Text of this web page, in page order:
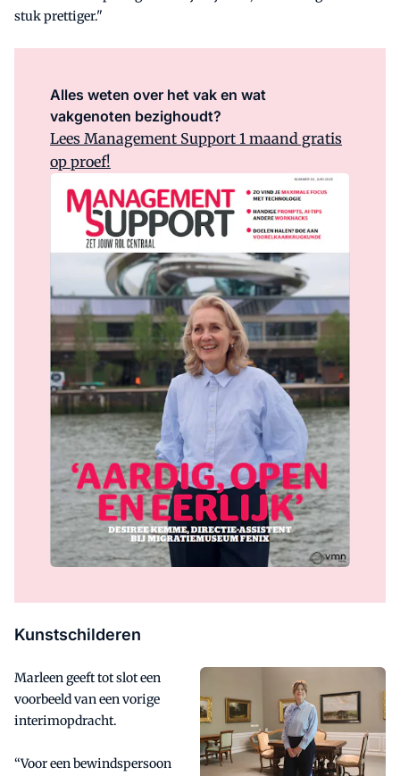
stuk prettiger."
Alles weten over het vak en wat
vakgenoten bezighoudt?
Lees Management Support 1 maand gratis
op proef!
Kunstschilderen
Marleen geeft tot slot een
voorbeeld van een vorige
interimopdracht.
“Voor een bewindspersoon